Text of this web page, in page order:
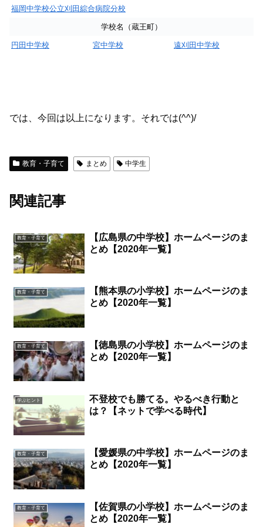
福岡中学校公立刈田綜合病院分校
学校名（蔵王町）
円田中学校 宮中学校 遠刈田中学校
では、今回は以上になります。それでは(^^)/
教育・子育て まとめ 中学生
関連記事
教育・子育て
【広島県の中学校】ホームページのま
とめ【2020年一覧】
教育・子育て
【熊本県の小学校】ホームページのま
とめ【2020年一覧】
教育・子育て
【徳島県の小学校】ホームページのま
とめ【2020年一覧】
学ぶヒント
不登校でも勝てる。やるべき行動と
は？【ネットで学べる時代】
教育・子育て
【愛媛県の中学校】ホームページのま
とめ【2020年一覧】
教育・子育て
【佐賀県の小学校】ホームページのま
とめ【2020年一覧】